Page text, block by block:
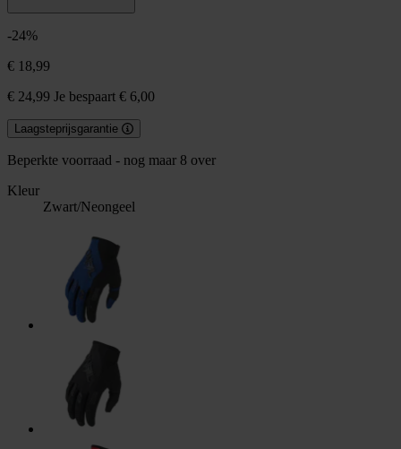
-24%
€ 18,99
€ 24,99 Je bespaart € 6,00
Laagsteprijsgarantie
Beperkte voorraad - nog maar 8 over
Kleur
Zwart/Neongeel